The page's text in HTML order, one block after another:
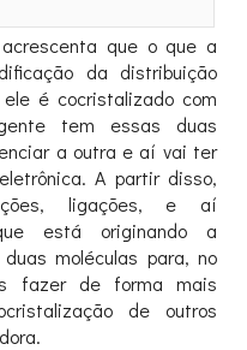
que o que a
da distribuição
é cocristalizado com
tem essas duas
a outra e aí vai ter
A partir disso,
ligações, e aí
está originando a
moléculas para, no
fazer de forma mais
de outros